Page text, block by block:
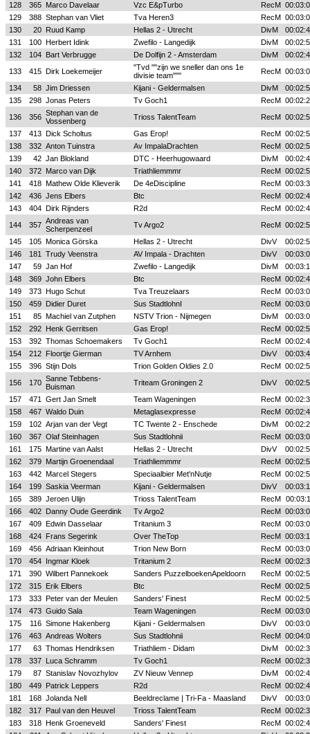
128
365 Marco Davelaar Vzc E&pTurbo RecM
129
388 Stephan van Vliet Tva Heren3 RecM
130
20 Ruud Kamp Hellas 2 - Utrecht DivM
131
100 Herbert Idink Zwefilo - Langedijk DivM
132
104 Bart Verbrugge De Dolfijn 2 - Amsterdam DivM
133
415 Dirk Loekemeijer
"Tvd ""zijn we sneller dan ons 1e
divisie team"""
RecM
134
58 Jim Driessen Kijani - Geldermalsen DivM
135
298 Jonas Peters Tv Goch1 RecM
136
356 Stephan van de
Vossenberg
Trioss TalentTeam RecM
137
413 Dick Scholtus Gas Erop! RecM
138
332 Anton Tuinstra Av ImpalaDrachten RecM
139
42 Jan Blokland DTC - Heerhugowaard DivM
140
372 Marco van Dijk Triathliemmmr RecM
141
418 Mathew Olde Klieverik De 4eDiscipline RecM
142
436 Jens Elbers Btc RecM
143
404 Dirk Rijnders R2d RecM
144
357 Andreas van
Scherpenzeel
Tv Argo2 RecM
145
105 Monica Görska Hellas 2 - Utrecht DivV
146
181 Trudy Veenstra AV Impala - Drachten DivV
147
59 Jan Hof Zwefilo - Langedijk DivM
148
369 John Elbers Btc RecM
149
373 Hugo Schut Tva Treuzelaars RecM
150
459 Didier Duret Sus StadtlohnI RecM
151
85 Machiel van Zutphen NSTV Trion - Nijmegen DivM
152
292 Henk Gerritsen Gas Erop! RecM
153
392 Thomas Schoemakers Tv Goch1 RecM
154
212 Floortje Gierman TV Arnhem DivV
155
396 Stijn Dols Trion Golden Oldies 2.0 RecM
156
170 Sanne Tebbens-
Buisman
Triteam Groningen 2 DivV
157
471 Gert Jan Smelt Team Wageningen RecM
158
467 Waldo Duin Metaglasexpresse RecM
159
102 Arjan van der Vegt TC Twente 2 - Enschede DivM
160
367 Olaf Steinhagen Sus Stadtlohnii RecM
161
175 Martine van Aalst Hellas 2 - Utrecht DivV
162
379 Martijn Groenendaal Triathliemmmr RecM
163
442 Marcel Stegers Speciaalbier Met'nNutje RecM
164
199 Saskia Veerman Kijani - Geldermalsen DivV
165
389 Jeroen Ulijn Trioss TalentTeam RecM
166
402 Danny Oude Geerdink Tv Argo2 RecM
167
409 Edwin Dasselaar Tritanium 3 RecM
168
424 Frans Segerink Over TheTop RecM
169
456 Adriaan Kleinhout Trion New Born RecM
170
454 Ingmar Kloek Tritanium 2 RecM
171
390 Wilbert Pannekoek Sanders PuzzelboekenApeldoorn RecM
172
315 Erik Elbers Btc RecM
173
333 Peter van der Meulen Sanders' Finest RecM
174
473 Guido Sala Team Wageningen RecM
175
116 Simone Hakenberg Kijani - Geldermalsen DivV
176
463 Andreas Wolters Sus Stadtlohnii RecM
177
63 Thomas Hendriksen Triathliem - Didam DivM
178
337 Luca Schramm Tv Goch1 RecM
179
87 Stanislav Novozhylov ZV Nieuw Vennep DivM
180
449 Patrick Leppers R2d RecM
181
168 Jolanda Nell Beeldreclame | Tri-Fa - Maasland DivV
182
317 Paul van den Heuvel Trioss TalentTeam RecM
183
318 Henk Groeneveld Sanders' Finest RecM